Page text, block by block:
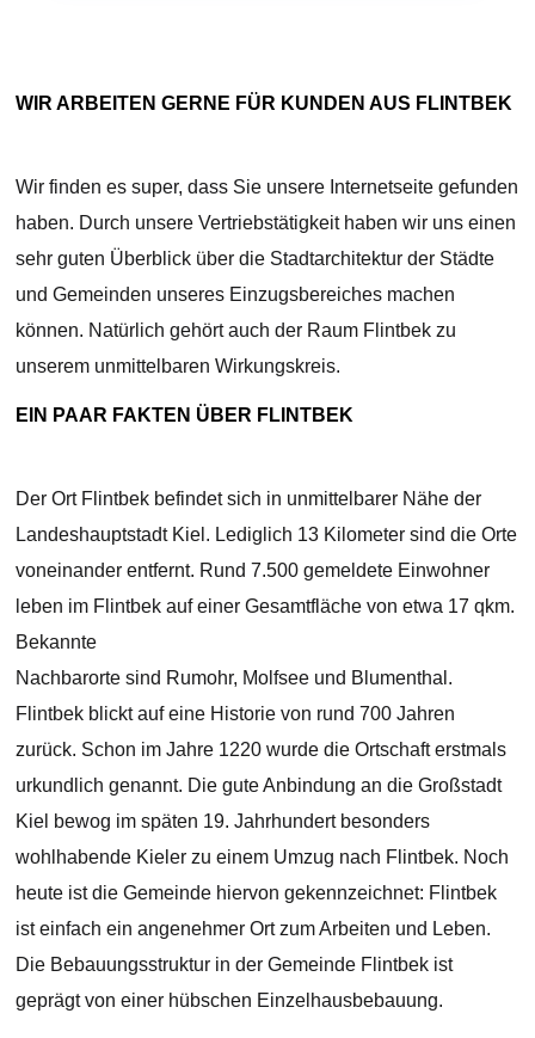
WIR ARBEITEN GERNE FÜR KUNDEN AUS FLINTBEK
Wir finden es super, dass Sie unsere Internetseite gefunden
haben. Durch unsere Vertriebstätigkeit haben wir uns einen
sehr guten Überblick über die Stadtarchitektur der Städte
und Gemeinden unseres Einzugsbereiches machen
können. Natürlich gehört auch der Raum Flintbek zu
unserem unmittelbaren Wirkungskreis.
EIN PAAR FAKTEN ÜBER FLINTBEK
Der Ort Flintbek befindet sich in unmittelbarer Nähe der
Landeshauptstadt Kiel. Lediglich 13 Kilometer sind die Orte
voneinander entfernt. Rund 7.500 gemeldete Einwohner
leben im Flintbek auf einer Gesamtfläche von etwa 17 qkm.
Bekannte
Nachbarorte sind Rumohr, Molfsee und Blumenthal.
Flintbek blickt auf eine Historie von rund 700 Jahren
zurück. Schon im Jahre 1220 wurde die Ortschaft erstmals
urkundlich genannt. Die gute Anbindung an die Großstadt
Kiel bewog im späten 19. Jahrhundert besonders
wohlhabende Kieler zu einem Umzug nach Flintbek. Noch
heute ist die Gemeinde hiervon gekennzeichnet: Flintbek
ist einfach ein angenehmer Ort zum Arbeiten und Leben.
Die Bebauungsstruktur in der Gemeinde Flintbek ist
geprägt von einer hübschen Einzelhausbebauung.